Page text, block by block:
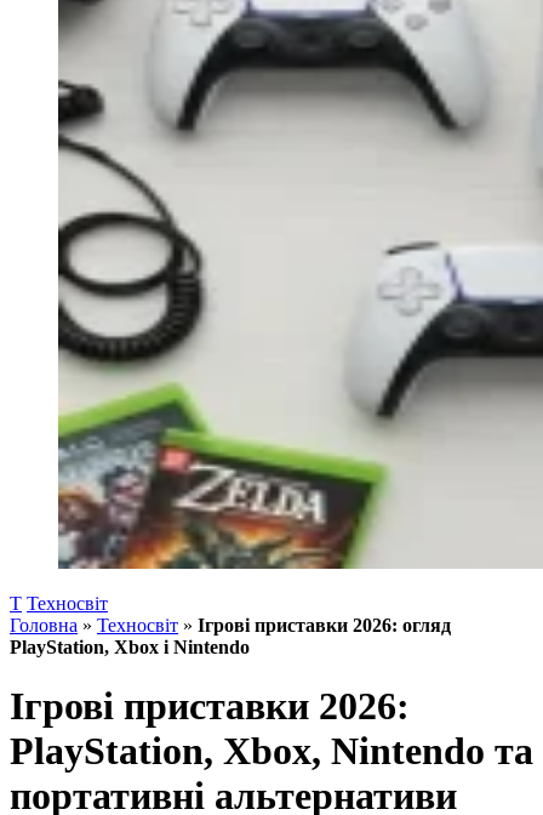
Т Техносвіт
Головна » Техносвіт » Ігрові приставки 2026: огляд
PlayStation, Xbox і Nintendo
Ігрові приставки 2026:
PlayStation, Xbox, Nintendo та
портативні альтернативи